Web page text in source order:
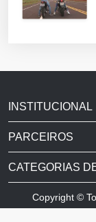
INSTITUCIONAL
PARCEIROS
CATEGORIAS
Copyright ©